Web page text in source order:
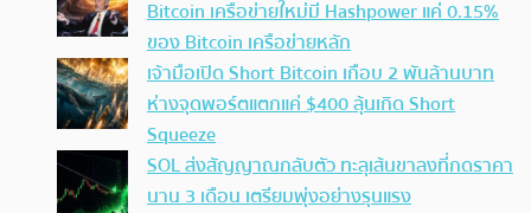
Bitcoin เครือข่ายใหม่มี Hashpower แค่ 0.15%
ของ Bitcoin เครือข่ายหลัก
เจ้ามือเปิด Short Bitcoin เกือบ 2 พันล้านบาท
ห่างจุดพอร์ตแตกแค่ $400 ลุ้นเกิด Short
Squeeze
SOL ส่งสัญญาณกลับตัว ทะลุเส้นขาลงที่กดราคา
นาน 3 เดือน เตรียมพุ่งอย่างรุนแรง